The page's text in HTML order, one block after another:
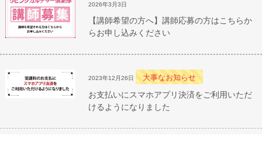
2026年3月3日
【講師希望の方へ】講師応募の方はこちらか
らお申し込みください
2023年12月26日 大事なお知らせ
お支払いにスマホアプリ決済をご利用いただ
けるようになりました